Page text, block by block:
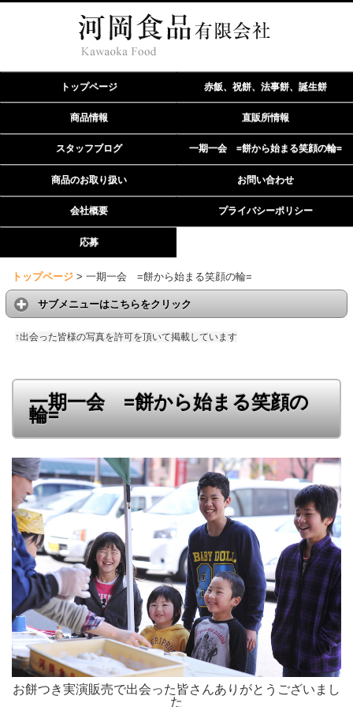
トップページ 赤飯、祝餅、法事餅、誕生餅
商品情報 直販所情報
スタッフブログ 一期一会 =餅から始まる笑顔の輪=
商品のお取り扱い お問い合わせ
会社概要 プライバシーポリシー
応募
トップページ > 一期一会 =餅から始まる笑顔の輪=
サブメニューはこちらをクリック
↑出会った皆様の写真を許可を頂いて掲載しています
一期一会 =餅から始まる笑顔の
輪=
お餅つき実演販売で出会った皆さんありがとうございまし
た